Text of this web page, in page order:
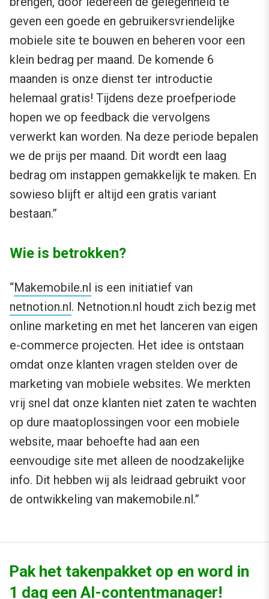
geven een goede en gebruikersvriendelijke
mobiele site te bouwen en beheren voor een
klein bedrag per maand. De komende 6
maanden is onze dienst ter introductie
helemaal gratis! Tijdens deze proefperiode
hopen we op feedback die vervolgens
verwerkt kan worden. Na deze periode bepalen
we de prijs per maand. Dit wordt een laag
bedrag om instappen gemakkelijk te maken. En
sowieso blijft er altijd een gratis variant
bestaan.”
Wie is betrokken?
“Makemobile.nl is een initiatief van
netnotion.nl. Netnotion.nl houdt zich bezig met
online marketing en met het lanceren van eigen
e-commerce projecten. Het idee is ontstaan
omdat onze klanten vragen stelden over de
marketing van mobiele websites. We merkten
vrij snel dat onze klanten niet zaten te wachten
op dure maatoplossingen voor een mobiele
website, maar behoefte had aan een
eenvoudige site met alleen de noodzakelijke
info. Dit hebben wij als leidraad gebruikt voor
de ontwikkeling van makemobile.nl.”
Pak het takenpakket op en word in
1 dag een AI-contentmanager!